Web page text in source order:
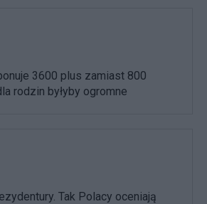
3600 plus zamiast 800
rodzin byłyby ogromne
Tak Polacy oceniają